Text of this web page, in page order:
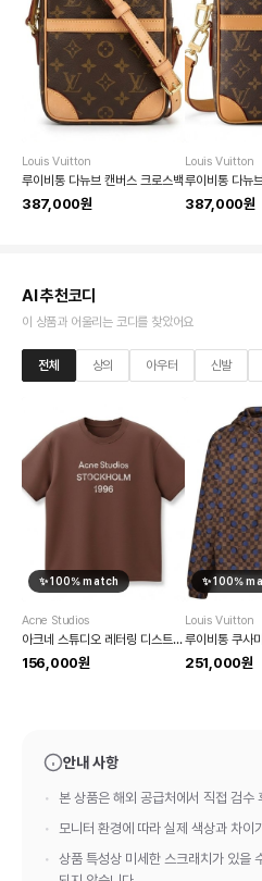
Louis Vuitton
루이비통 다뉴브 캔버스 크로스백
387,000원
Louis Vuitton
387,000원
AI 추천코디
이 상품과 어울리는 코디를 찾았어요
전체 상의 아우터 신발
✨100% match
Acne Studios
아크네 스튜디오 레터링 디스트레스 반팔 티셔츠
156,000원
✨100%
Louis Vuitton
251,000원
안내 사항
본 상품은 해외 공급처에서 직접 검수
모니터 환경에 따라 실제 색상과 차이
상품 특성상 미세한 스크래치가 있을